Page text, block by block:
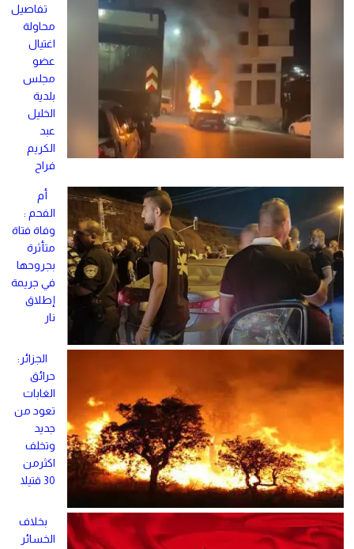
تفاصيل
محاولة
اغتيال
عضو
مجلس
بلدية
الخليل
عبد
الكريم
فراح
أم
الفحم :
وفاة فتاة
متأثرة
بجروحها
في جريمة
إطلاق
نار
الجزائر:
حرائق
الغابات
تعود من
جديد
وتخلف
اكثرمن
30 قتيلا
بخلاف
الخسائر